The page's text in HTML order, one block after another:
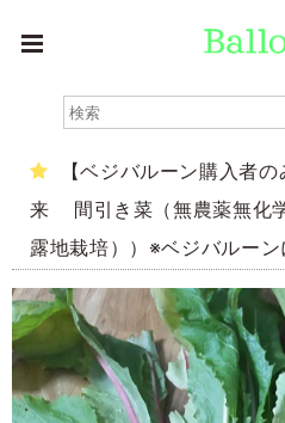
【ベジバルーン購入者
来 間引き菜（無農薬無化
露地栽培））※ベジバルー